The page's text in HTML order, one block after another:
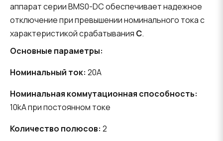
аппарат серии BMS0-DC обеспечивает надежное
отключение при превышении номинального тока с
характеристикой срабатывания C.
Основные параметры:
Номинальный ток: 20A
Номинальная коммутационная способность:
10kA при постоянном токе
Количество полюсов: 2